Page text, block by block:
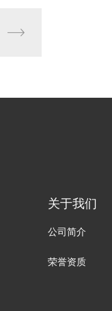
关于我们
公司简介
荣誉资质